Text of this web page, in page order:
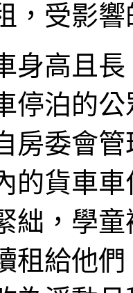
，受影
身高且
停泊的
房委會
的貨車
絀，學
租給他